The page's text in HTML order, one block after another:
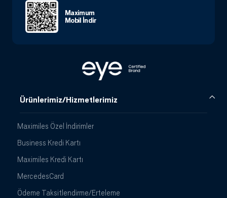
Ürünlerimiz/Hizmetlerimiz
Maximiles Özel İndirimler
Business Kredi Kartı
Maximiles Kredi Kartı
MercedesCard
Ödeme Taksitlendirme/Erteleme
Maximum
Mobil İndir